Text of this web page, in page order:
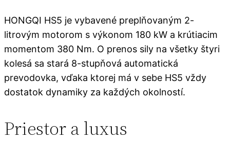
HONGQI HS5 je vybavené preplňovaným 2-
litrovým motorom s výkonom 180 kW a krútiacim
momentom 380 Nm. O prenos sily na všetky štyri
kolesá sa stará 8-stupňová automatická
prevodovka, vďaka ktorej má v sebe HS5 vždy
dostatok dynamiky za každých okolností.
Priestor a luxus